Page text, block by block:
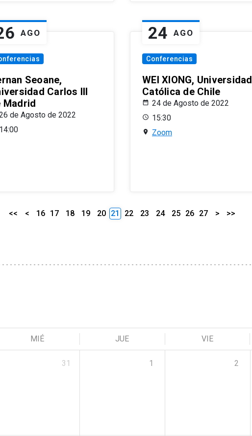
AGO
Seoane,
Carlos III
Madrid
de Agosto de 2022
14:00
24 AGO
Conferencias
WEI XIONG, Universidad
Católica de Chile
24 de Agosto de 2022
15:30
Zoom
<< < 16 17 18 19 20 21 22 23 24 25 26 27 > >>
MIÉ JUE VIE
31 1 2